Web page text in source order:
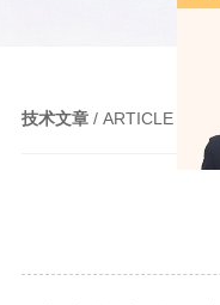
技术文章 / ARTICLE